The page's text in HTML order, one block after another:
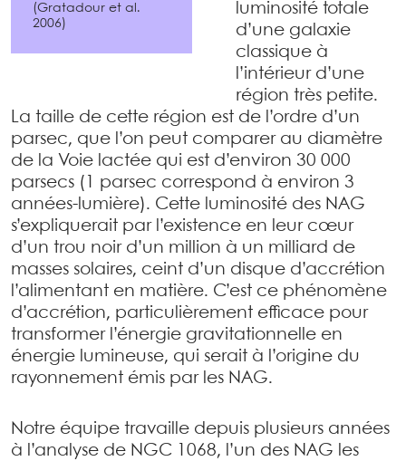
(Gratadour et al.
2006)
luminosité totale
d’une galaxie
classique à
l’intérieur d’une
région très petite.
La taille de cette région est de l’ordre d’un
parsec, que l’on peut comparer au diamètre
de la Voie lactée qui est d’environ 30 000
parsecs (1 parsec correspond à environ 3
années-lumière). Cette luminosité des NAG
s’expliquerait par l’existence en leur cœur
d’un trou noir d’un million à un milliard de
masses solaires, ceint d’un disque d’accrétion
l’alimentant en matière. C’est ce phénomène
d’accrétion, particulièrement efficace pour
transformer l’énergie gravitationnelle en
énergie lumineuse, qui serait à l’origine du
rayonnement émis par les NAG.
Notre équipe travaille depuis plusieurs années
à l’analyse de NGC 1068, l’un des NAG les